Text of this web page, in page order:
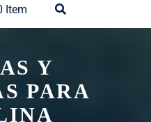
Item
Y
PARA